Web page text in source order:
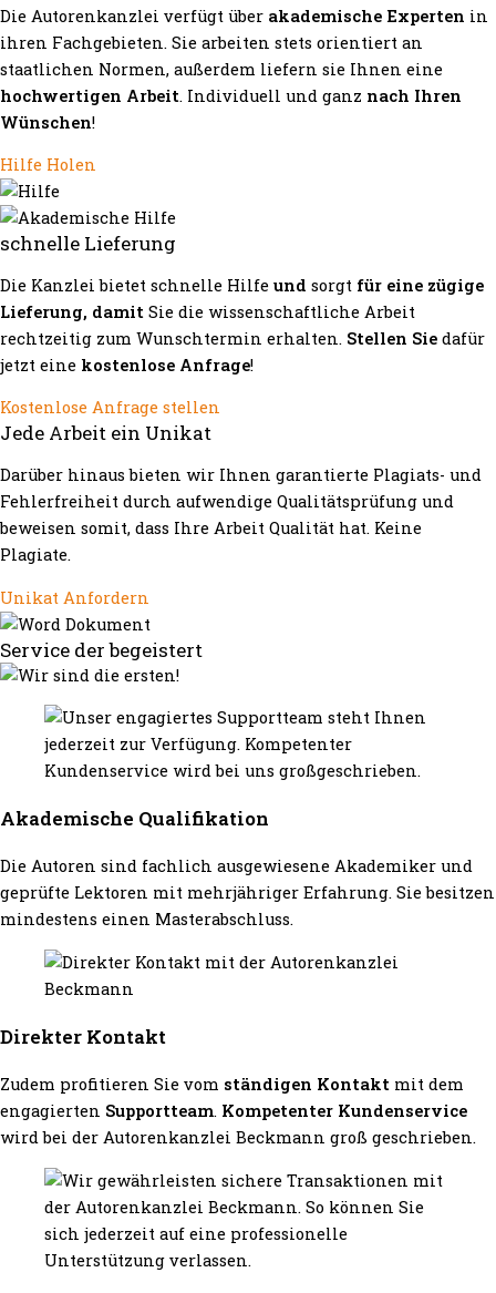
Die Autorenkanzlei verfügt über akademische Experten in
ihren Fachgebieten. Sie arbeiten stets orientiert an
staatlichen Normen, außerdem liefern sie Ihnen eine
hochwertigen Arbeit. Individuell und ganz nach Ihren
Wünschen!
Hilfe Holen
schnelle Lieferung
Die Kanzlei bietet schnelle Hilfe und sorgt für eine zügige
Lieferung, damit Sie die wissenschaftliche Arbeit
rechtzeitig zum Wunschtermin erhalten. Stellen Sie dafür
jetzt eine kostenlose Anfrage!
Kostenlose Anfrage stellen
Jede Arbeit ein Unikat
Darüber hinaus bieten wir Ihnen garantierte Plagiats- und
Fehlerfreiheit durch aufwendige Qualitätsprüfung und
beweisen somit, dass Ihre Arbeit Qualität hat. Keine
Plagiate.
Unikat Anfordern
Service der begeistert
Akademische Qualifikation
Die Autoren sind fachlich ausgewiesene Akademiker und
geprüfte Lektoren mit mehrjähriger Erfahrung. Sie besitzen
mindestens einen Masterabschluss.
Direkter Kontakt
Zudem profitieren Sie vom ständigen Kontakt mit dem
engagierten Supportteam. Kompetenter Kundenservice
wird bei der Autorenkanzlei Beckmann groß geschrieben.